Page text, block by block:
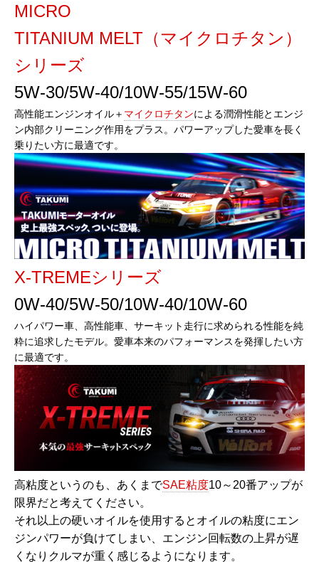
MICRO
TITANIUM MELT（マイクロチタン）
シリーズ
5W-30/5W-40/10W-55/15W-60
高性能エンジンオイル＋ マイクロチタンによる潤滑性能とエンジ
ン内部クリーニング作用をプラス。パワーアップした愛車を長く
乗りたい方に最適です。
X-TREMEシリーズ
0W-40/5W-50/10W-40/10W-60
ハイパワー車、高性能車、サーキット走行に求められる性能を純
粋に追求したモデル。愛車本来のパフォーマンスを発揮したい方
に最適です。
高粘度というのも、あくまでSAE粘度10～20番アップが
限界だと考えてください。
それ以上の硬いオイルを使用するとオイルの粘度にエン
ジンパワーが負けてしまい、エンジン回転数の上昇が遅
くなりクルマが重く感じるようになります。